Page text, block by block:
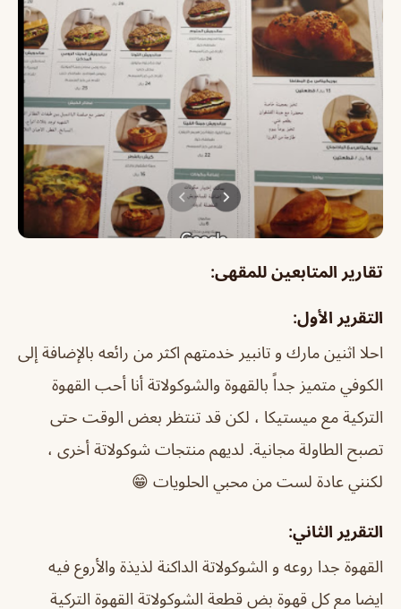
تقارير المتابعين للمقهى:
التقرير الأول:
احلا اثنين مارك و تانبير خدمتهم اكثر من رائعه بالإضافة إلى
الكوفي متميز جداً بالقهوة والشوكولاتة أنا أحب القهوة
التركية مع ميستيكا ، لكن قد تنتظر بعض الوقت حتى
تصبح الطاولة مجانية. لديهم منتجات شوكولاتة أخرى ،
لكنني عادة لست من محبي الحلويات 😁
التقرير الثاني:
القهوة جدا روعه و الشوكولاتة الداكنة لذيذة والأروع فيه
ايضا مع كل قهوة بض قطعة الشوكولاتة القهوة التركية